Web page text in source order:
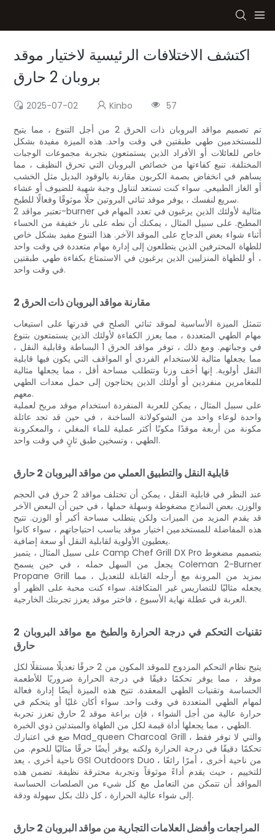
اكتشف الاختلافات الرئيسية لاختيار موقد
بروبان 2 حارق
2025-07-02 Kinbo
57
تم تصميم مواقد البروبان ذات الحرق 2 من أجل التنوع ، مما يتيح
للمستخدمين طهي طبقتين في وقت واحد. هذه الميزة مفيدة بشكل
خاص للعائلات أو الأفراد الذين يستمتعون بتجربة مجموعات الوجبات
المختلفة. تنبع كفاءتها من خصائص البروبان التي تحرق النظيف ، مما
يساهم في انخفاض بصمة الكربون مقارنة بالوقود البديل مثل الخشب
أو الغاز الطبيعي. سواء كنت تستعد لتناول وجبة شهية للضيوف أو عشاء
سريع لنفسك ، يوفر موقد ثنائي البروتين حلًا موثوقًا وفعالًا للطبخ.
تعتبر مواقد 2-burner مثالية لأولئك الذين يرغبون في تعدد المهام في
المطبخ. على سبيل المثال ، يمكنك أن نطه على نار خفيفة من الحساء
أثناء شواء بعض الدجاج على الموقد الآخر. هذا التنوع مفيد بشكل خاص
للطهاة المحترفين الذين يتطلعون إلى إدارة مهام متعددة في وقت واحد
، أو للطهاة المنزليين الذين يرغبون في الاستمتاع بكفاءة طهي طبقتين
في وقت واحد.
مقارنة مواقد البروبان ذات الحرق 2
تتمثل الميزة الأساسية لموقد ثنائي الصلح في قدرتها على استيعاب
مهام الطهي المتعددة ، مما يعزز الكفاءة لأولئك الذين يستمتعون بتنوع
في وجباتهم. ومع ذلك ، توفر مواقد الحرق 1 البساطة وقابلية النقل ،
مما يجعلها مثالية للاستخدام الفردي أو المواقف التي يكون فيها قابلية
النقل أولوية. إنها أخف وزنا وتتطلب مساحة أقل ، مما يجعلها مثالية
للمغامرين منفردين أو أولئك الذين يحتاجون إلى حمل معدات الطهي
معهم.
على سبيل المثال ، يمكن للعربة المنفردة استخدام موقد مريح لعملية
واحدة لوعاء واحد من الشوكولاتة الساخنة ، في حين قد تجد عائلة
مكونة من أربعة موقدًا مكونًا أكثر عملية للماء المغلي ، والمعكرونة
الطهي ، وتسخين طبق ثانٍ في وقت واحد.
قابلية النقل والتطبيق العملي من مواقد البروبان 2 حارق
عند النظر في قابلية النقل ، يمكن أن تختلف مواقد 2 حرق في الحجم
والوزن. بعض النماذج مضغوطة وسهلة حملها ، في حين أن البعض الآخر
قد يقدم المزيد من الميزات ولكن يتطلب مساحة أكبر أو الوزن. تتيح
هذه المفاضلة للمستخدمين اختيار موقد يناسب احتياجاتهم ، سواء كانوا
يعطيون الأولوية لقابلية النقل أو سعة إضافية.
على سبيل المثال ، يتميز Camp Chef Grill DX Pro بتصميم مضغوط
يجعل من السهل حمله ، في حين يسمح Coleman 2-Burner
Propane Grill بمزيد من المرونة مع أرجله القابلة للتعديل ، مما
يجعله مثاليًا للتضاريس غير المتكافئة. سواء كنت محبة على الظهر أو
العربة في عطلة نهاية الأسبوع ، فاختر موقد يعزز تجربتك الخارجية.
تقنيات التحكم في درجة الحرارة والطبخ مع مواقد البروبان 2
حارق
يتيح نظام التحكم المزدوج للموقد المكون من 2 حرقًا تعديلًا مستقلًا لكل
موقد ، مما يوفر تحكمًا دقيقًا في درجة الحرارة ضروريًا للأطعمة
الحساسة وتقنيات الطهي المعقدة. تتيح هذه الميزة أيضًا إدارة فعالة
لمهام الطهي المتعددة في وقت واحد. سواء أكان غليًا أو يتحكم في
حرارة عالية من أجل الشواء ، فإن براعة موقد 2 حارق تعزز تجربة
الطهي ، مما يجعلها أداة قيمة لكل من الطهاة والمبتدئين ذوي الخبرة.
ضع في اعتبارك Mad_queen Charcoal Grill ، والتي لا توفر فقط
تحكمًا دقيقًا في درجة الحرارة ولكنه يوفر أيضًا حرقًا مثاليًا للحوم. من
ناحية أخرى ، يعد GSI Outdoors Duo ، من ناحية أخرى ، أمرًا رائعًا
للتخييم ، حيث يقدم أداءً موثوقاً وتجربة محترقة نظيفة. تضمن هذه
المواقد أن تتمكن من التعامل مع كل شيء من الصلصات الحساسة
إلى شواء عالية الحرارة ، كل ذلك بكل سهولة ودقة.
المراجعات وأفضل العلامات التجارية من مواقد البروبان 2 حارق